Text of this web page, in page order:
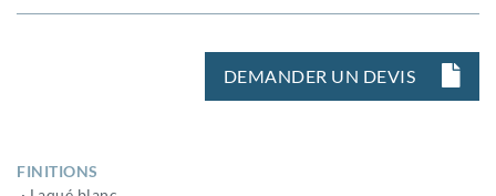
DEMANDER UN DEVIS
FINITIONS